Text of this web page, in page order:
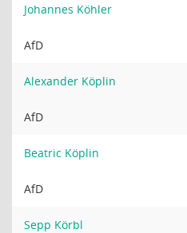
Johannes Köhler
AfD
Alexander Köplin
AfD
Beatric Köplin
AfD
Sepp Körbl